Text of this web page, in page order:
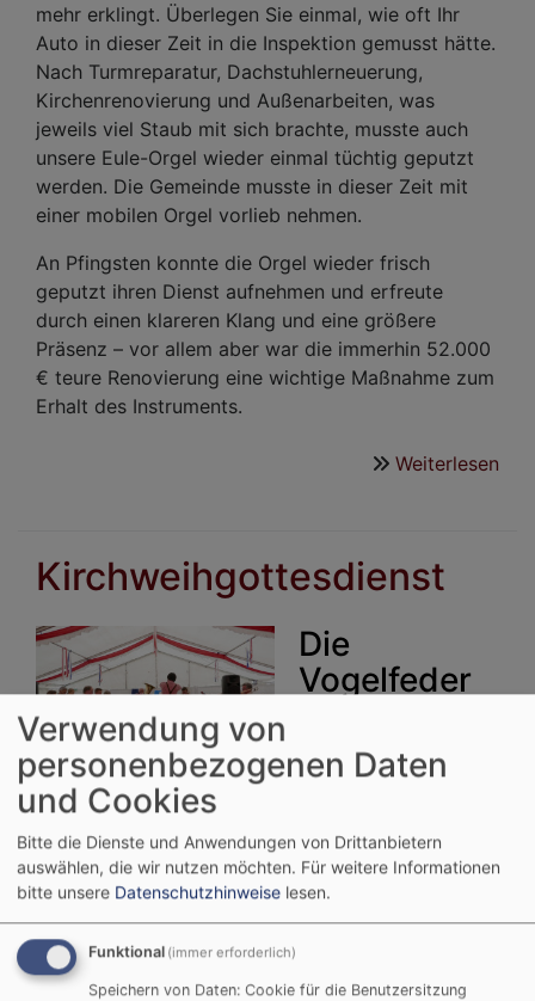
mehr erklingt. Überlegen Sie einmal, wie oft Ihr
Auto in dieser Zeit in die Inspektion gemusst hätte.
Nach Turmreparatur, Dachstuhlerneuerung,
Kirchenrenovierung und Außenarbeiten, was
jeweils viel Staub mit sich brachte, musste auch
unsere Eule-Orgel wieder einmal tüchtig geputzt
werden. Die Gemeinde musste in dieser Zeit mit
einer mobilen Orgel vorlieb nehmen.
An Pfingsten konnte die Orgel wieder frisch
geputzt ihren Dienst aufnehmen und erfreute
durch einen klareren Klang und eine größere
Präsenz – vor allem aber war die immerhin 52.000
€ teure Renovierung eine wichtige Maßnahme zum
Erhalt des Instruments.
Weiterlesen
Kirchweihgottesdienst
Bildrechte beim Autor
Die
Vogelfeder
Stein –
Leben in
Spannung, spannendes
Leben!
„Wir hatten vorsichtig mit 50 Besuchern gerechnet
– es kamen über 200!" berichtet die damalige
Kirchenvorsteherin Ursula Mähner vom ersten
ökumenischen Kirchweihgottesdienst im Festzelt
Verwendung von
personenbezogenen Daten
und Cookies
Bitte die Dienste und Anwendungen von Drittanbietern
auswählen, die wir nutzen möchten. Für weitere Informationen
bitte unsere Datenschutzhinweise lesen.
Funktional (immer erforderlich)
Speichern von Daten: Cookie für die Benutzersitzung